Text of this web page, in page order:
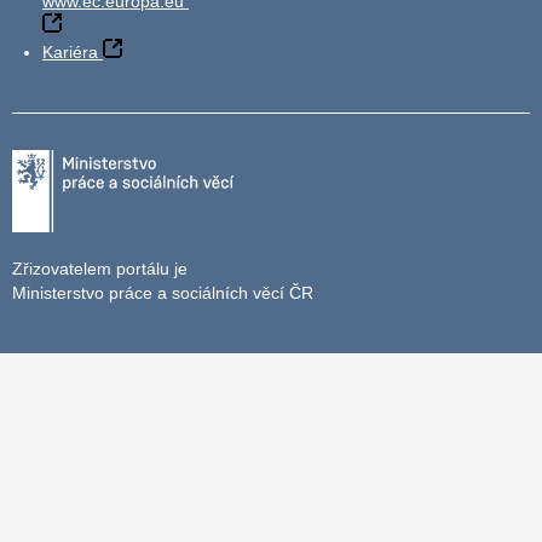
Kariéra
Zřizovatelem portálu je
Ministerstvo práce a sociálních věcí ČR